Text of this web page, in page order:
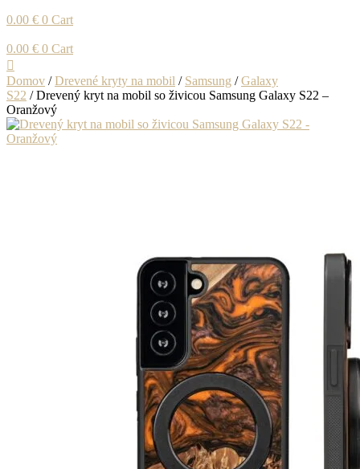
0.00 € 0 Cart
0.00 € 0 Cart
Domov /Drevené kryty na mobil / Samsung /Galaxy
S22 / Drevený kryt na mobil so živicou Samsung Galaxy S22 –
Oranžový